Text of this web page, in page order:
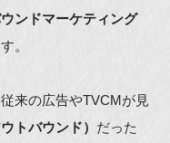
ンドマーケティング
。
来の広告やTVCMが見
トバウンド） だった